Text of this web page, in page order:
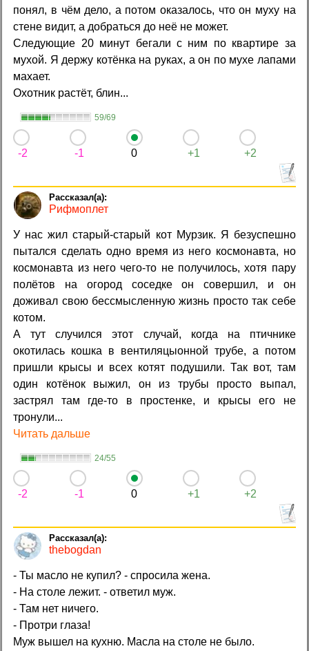
понял, в чём дело, а потом оказалось, что он муху на
стене видит, а добраться до неё не может.
Следующие 20 минут бегали с ним по квартире за
мухой. Я держу котёнка на руках, а он по мухе лапами
махает.
Охотник растёт, блин...
59/69
-2 -1 0 +1 +2
Рифмоплет
У нас жил старый-старый кот Мурзик. Я безуспешно
пытался сделать одно время из него космонавта, но
космонавта из него чего-то не получилось, хотя пару
полётов на огород соседке он совершил, и он
доживал свою бессмысленную жизнь просто так себе
котом.
А тут случился этот случай, когда на птичнике
окотилась кошка в вентиляцыонной трубе, а потом
пришли крысы и всех котят подушили. Так вот, там
один котёнок выжил, он из трубы просто выпал,
застрял там где-то в простенке, и крысы его не
тронули...
Читать дальше
24/55
-2 -1 0 +1 +2
thebogdan
- Ты масло не купил? - спросила жена.
- На столе лежит. - ответил муж.
- Там нет ничего.
- Протри глаза!
Муж вышел на кухню. Масла на столе не было.